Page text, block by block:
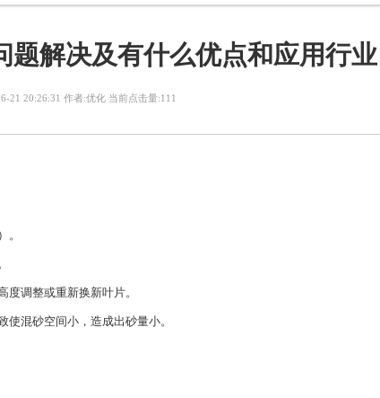
题解决及有什么优点和应用行业
21 20:26:31 作者:优化 当前点击量:111
。
调整或重新换新叶片。
混砂空间小，造成出砂量小。